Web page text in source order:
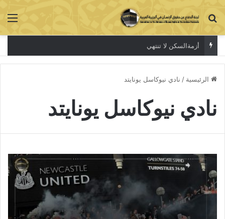
بحث عن
أزمةالسكن لا تنتهي
الرئيسية / نادي نيوكاسل يونايتد
نادي نيوكاسل يونايتد